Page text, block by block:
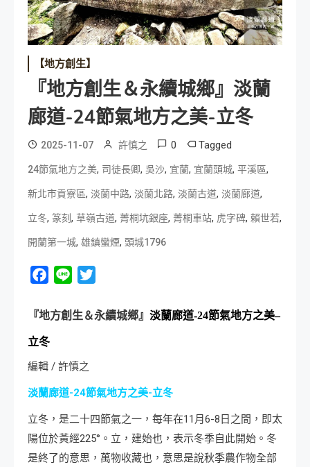
【地方創生】
『地方創生＆永續城鄉』淡蘭
廊道-24節氣地方之美-立冬
2025-11-07 許慎之 0 Tagged
24節氣地方之美, 司徒長卿, 吳沙, 宜蘭, 宜蘭頭城, 平溪區,
新北市貢寮區, 淡蘭中路, 淡蘭北路, 淡蘭古道, 淡蘭廊道,
立冬, 篆刻, 草嶺古道, 菁桐坑銀座, 菁桐車站, 虎字碑, 賴世若,
開蘭第一城, 雄鎮蠻煙, 頭城1796
Facebook
Line
『地方創生＆永續城鄉』 淡蘭廊道-24節氣地方之美–
立冬
編輯 / 許慎之
淡蘭廊道-24節氣地方之美-立冬
立冬，是二十四節氣之一，每年在11月6-8日之間，即太
陽位於黃經225°。立，建始也，表示冬季自此開始。冬
是終了的意思，萬物收藏也，意思是說秋季農作物全部